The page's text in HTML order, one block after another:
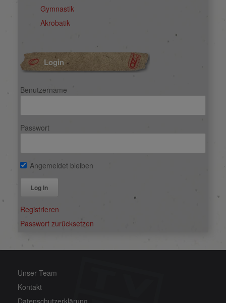
Gymnastik
Akrobatik
Login
Benutzername
Passwort
Angemeldet bleiben
Alternative:
Registrieren
Passwort zurücksetzen
Unser Team
Kontakt
Datenschutzerklärung